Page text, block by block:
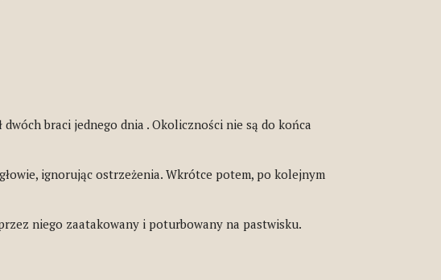
braci jednego dnia . Okoliczności nie są do końca
ignorując ostrzeżenia. Wkrótce potem, po kolejnym
niego zaatakowany i poturbowany na pastwisku.